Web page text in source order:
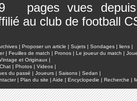
pages vues
au club de football
| Proposer un article | Sujets | Sondages | liens |
| Feuilles de match | Pronos | Le joueur du match |
et Originaux |
Chat | Photos | Videos |
du passé | Joueurs | Saisons | Sedan |
| Plan du site | Aide | Encyclopedie | Recherche |